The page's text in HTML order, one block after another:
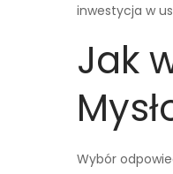
inwestycja w
Jak
Wybór